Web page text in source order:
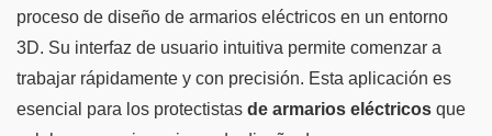
proceso de diseño de armarios eléctricos en un entorno
3D. Su interfaz de usuario intuitiva permite comenzar a
trabajar rápidamente y con precisión. Esta aplicación es
esencial para los protectistas de armarios eléctricos que